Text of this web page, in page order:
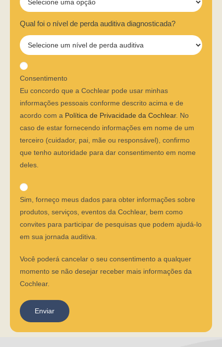
Qual foi o nível de perda auditiva diagnosticada?
Consentimento
Eu concordo que a Cochlear pode usar minhas
informações pessoais conforme descrito acima e de
acordo com a Política de Privacidade da Cochlear. No
caso de estar fornecendo informações em nome de um
terceiro (cuidador, pai, mãe ou responsável), confirmo
que tenho autoridade para dar consentimento em nome
deles.
Sim, forneço meus dados para obter informações sobre
produtos, serviços, eventos da Cochlear, bem como
convites para participar de pesquisas que podem ajudá-lo
em sua jornada auditiva.
Você poderá cancelar o seu consentimento a qualquer
momento se não desejar receber mais informações da
Cochlear.
Enviar